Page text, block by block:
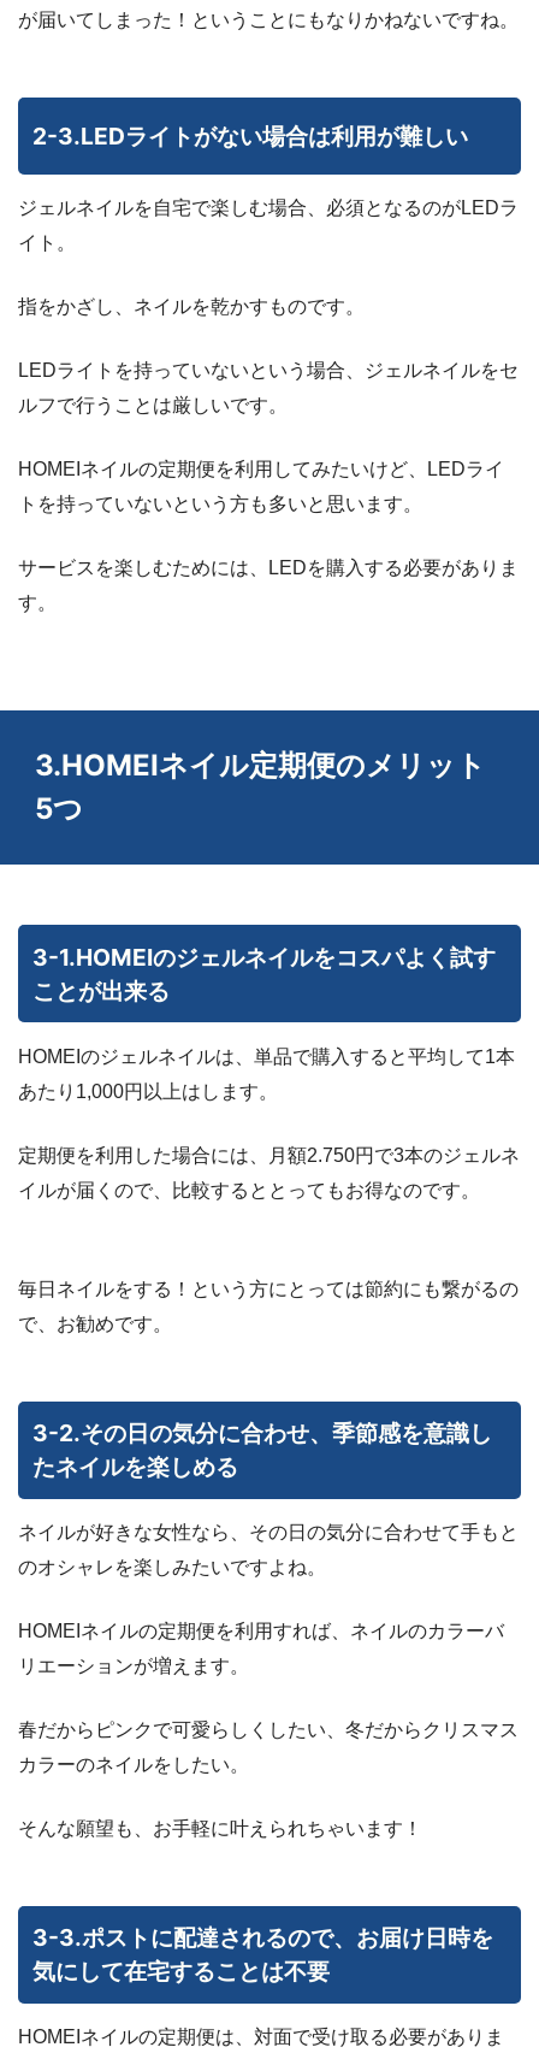
が届いてしまった！ということにもなりかねないですね。
2-3.LEDライトがない場合は利用が難しい
ジェルネイルを自宅で楽しむ場合、必須となるのがLEDラ
イト。
指をかざし、ネイルを乾かすものです。
LEDライトを持っていないという場合、ジェルネイルをセ
ルフで行うことは厳しいです。
HOMEIネイルの定期便を利用してみたいけど、LEDライ
トを持っていないという方も多いと思います。
サービスを楽しむためには、LEDを購入する必要がありま
す。
3.HOMEIネイル定期便のメリット
5つ
3-1.HOMEIのジェルネイルをコスパよく試す
ことが出来る
HOMEIのジェルネイルは、単品で購入すると平均して1本
あたり1,000円以上はします。
定期便を利用した場合には、月額2.750円で3本のジェルネ
イルが届くので、比較するととってもお得なのです。
毎日ネイルをする！という方にとっては節約にも繋がるの
で、お勧めです。
3-2.その日の気分に合わせ、季節感を意識し
たネイルを楽しめる
ネイルが好きな女性なら、その日の気分に合わせて手もと
のオシャレを楽しみたいですよね。
HOMEIネイルの定期便を利用すれば、ネイルのカラーバ
リエーションが増えます。
春だからピンクで可愛らしくしたい、冬だからクリスマス
カラーのネイルをしたい。
そんな願望も、お手軽に叶えられちゃいます！
3-3.ポストに配達されるので、お届け日時を
気にして在宅することは不要
HOMEIネイルの定期便は、対面で受け取る必要がありま